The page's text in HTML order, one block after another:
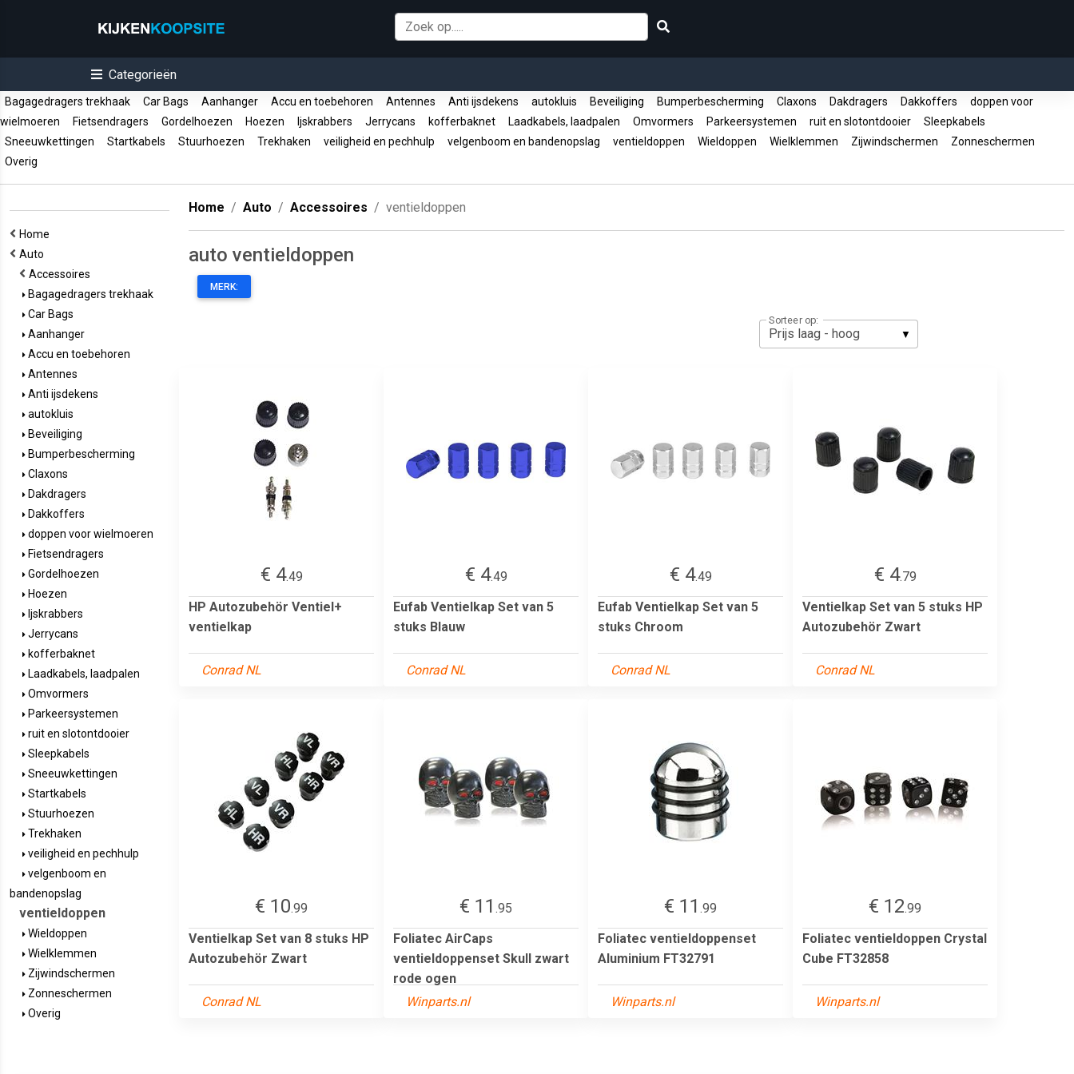
Categorieën
Bagagedragers trekhaak Car Bags Aanhanger Accu en toebehoren Antennes Anti ijsdekens autokluis Beveiliging Bumperbescherming Claxons Dakdragers Dakkoffers
doppen voor
wielmoeren
Fietsendragers Gordelhoezen Hoezen Ijskrabbers Jerrycans kofferbaknet Laadkabels, laadpalen Omvormers Parkeersystemen ruit en slotontdooier
Sleepkabels
Sneeuwkettingen
Startkabels Stuurhoezen Trekhaken veiligheid en pechhulp velgenboom en bandenopslag ventieldoppen Wieldoppen Wielklemmen Zijwindschermen
Zonneschermen
Overig
Home
Auto
Accessoires
Bagagedragers trekhaak
Car Bags
Aanhanger
Accu en toebehoren
Antennes
Anti ijsdekens
autokluis
Beveiliging
Bumperbescherming
Claxons
Dakdragers
Dakkoffers
doppen voor wielmoeren
Fietsendragers
Gordelhoezen
Hoezen
Ijskrabbers
Jerrycans
kofferbaknet
Laadkabels, laadpalen
Omvormers
Parkeersystemen
ruit en slotontdooier
Sleepkabels
Sneeuwkettingen
Startkabels
Stuurhoezen
Trekhaken
veiligheid en pechhulp
velgenboom en
bandenopslag
ventieldoppen
Wieldoppen
Wielklemmen
Zijwindschermen
Zonneschermen
Overig
Home Auto Accessoires ventieldoppen
auto ventieldoppen
MERK:
Sorteer op:
€ 4.49
HP Autozubehör Ventiel+
ventielkap
Conrad NL
€ 4.49
Eufab Ventielkap Set van 5
stuks Blauw
Conrad NL
€ 4.49
Eufab Ventielkap Set van 5
stuks Chroom
Conrad NL
€ 4.79
Ventielkap Set van 5 stuks HP
Autozubehör Zwart
Conrad NL
€ 10.99
Ventielkap Set van 8 stuks HP
Autozubehör Zwart
Conrad NL
€ 11 .95
Foliatec AirCaps
ventieldoppenset Skull zwart
rode ogen
Winparts.nl
€ 11 .99
Foliatec ventieldoppenset
Aluminium FT32791
Winparts.nl
€ 12.99
Foliatec ventieldoppen Crystal
Cube FT32858
Winparts.nl